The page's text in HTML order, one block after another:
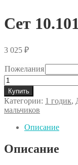
Сет
3 025 ₽
Пожелания
Количество
товара
Сет
10.101
Купить
Категории: 1 годик,
мальчиков
Описание
Описание